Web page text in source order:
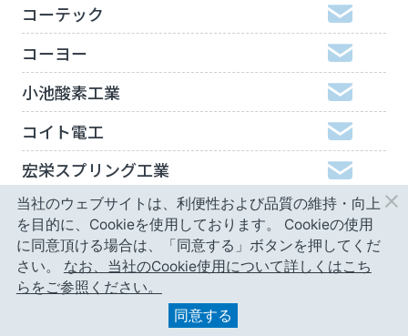
コーテック
コーヨー
小池酸素工業
コイト電工
宏栄スプリング工業
工機ホールディングスジャパン
弘進ゴム
神津精機
当社のウェブサイトは、利便性および品質の維持・向上
を目的に、Cookieを使用しております。
Cookieの使用
に同意頂ける場合は、「同意する」ボタンを押してくだ
さい。
なお、当社のCookie使用について詳しくはこち
らをご参照ください。
同意する